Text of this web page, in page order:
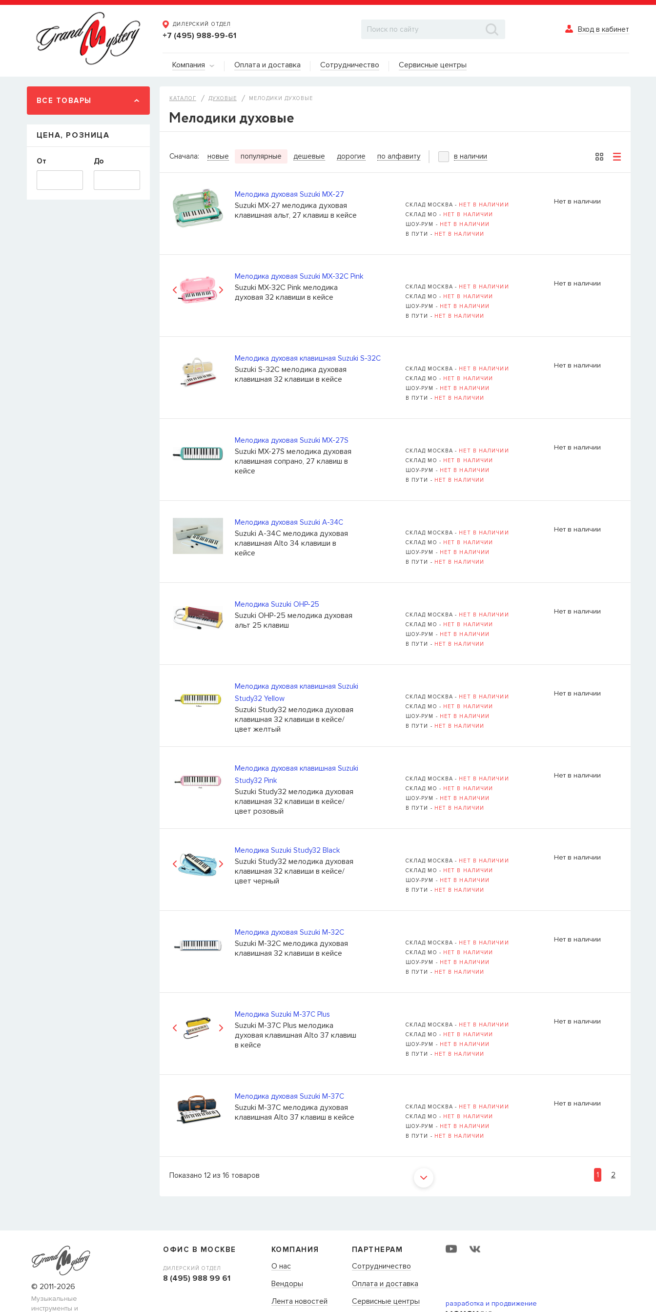
ДИЛЕРСКИЙ ОТДЕЛ
+7 (495) 988-99-61
ДИЛЕРСКИЙ ОТДЕЛ
109235, Г. МОСКВА, КУРЬЯНОВСКАЯ НАБЕРЕЖНАЯ, Д. 6, СТР. 1 (
пн–чт: 10:00–19:00
пт: 10:00–18:00
сб, вс: выходной
Вход в кабинет
Вход в кабинет
Компания Оплата и доставка Сотрудничество Сервисные центры
ВСЕ ТОВАРЫ
ЦЕНА, РОЗНИЦА
От До
КАТАЛОГ ДУХОВЫЕ МЕЛОДИКИ ДУХОВЫЕ
Мелодики духовые
СООБЩИТЬ КОГДА ПОЯВИТСЯ
ТовараСтруны для бас-гитар Olympia HQB45100Sсейчас нет в
когда товар можно будет купить.
Имя
СООБЩИТЬ
Сначала: новые популярные дешевые дорогие по алфавиту в наличии
Мелодика духовая Suzuki MX-27
Suzuki MX-27 мелодика духовая
клавишная альт, 27 клавиш в кейсе
Нет в наличии
СКЛАД МОСКВА - НЕТ В НАЛИЧИИ
СКЛАД МО - НЕТ В НАЛИЧИИ
ШОУ-РУМ - НЕТ В НАЛИЧИИ
В ПУТИ - НЕТ В НАЛИЧИИ
Мелодика духовая Suzuki MX-32C Pink
Suzuki MX-32C Pink мелодика
духовая 32 клавиши в кейсе
Нет в наличии
СКЛАД МОСКВА - НЕТ В НАЛИЧИИ
СКЛАД МО - НЕТ В НАЛИЧИИ
ШОУ-РУМ - НЕТ В НАЛИЧИИ
В ПУТИ - НЕТ В НАЛИЧИИ
Мелодика духовая клавишная Suzuki S-32C
Suzuki S-32C мелодика духовая
клавишная 32 клавиши в кейсе
Нет в наличии
СКЛАД МОСКВА - НЕТ В НАЛИЧИИ
СКЛАД МО - НЕТ В НАЛИЧИИ
ШОУ-РУМ - НЕТ В НАЛИЧИИ
В ПУТИ - НЕТ В НАЛИЧИИ
Мелодика духовая Suzuki MX-27S
Suzuki MX-27S мелодика духовая
клавишная сопрано, 27 клавиш в
кейсе
Нет в наличии
СКЛАД МОСКВА - НЕТ В НАЛИЧИИ
СКЛАД МО - НЕТ В НАЛИЧИИ
ШОУ-РУМ - НЕТ В НАЛИЧИИ
В ПУТИ - НЕТ В НАЛИЧИИ
Мелодика духовая Suzuki A-34C
Suzuki A-34C мелодика духовая
клавишная Alto 34 клавиши в
кейсе
Нет в наличии
СКЛАД МОСКВА - НЕТ В НАЛИЧИИ
СКЛАД МО - НЕТ В НАЛИЧИИ
ШОУ-РУМ - НЕТ В НАЛИЧИИ
В ПУТИ - НЕТ В НАЛИЧИИ
Мелодика Suzuki OHP-25
Suzuki OHP-25 мелодика духовая
альт 25 клавиш
Нет в наличии
СКЛАД МОСКВА - НЕТ В НАЛИЧИИ
СКЛАД МО - НЕТ В НАЛИЧИИ
ШОУ-РУМ - НЕТ В НАЛИЧИИ
В ПУТИ - НЕТ В НАЛИЧИИ
Мелодика духовая клавишная Suzuki
Study32 Yellow
Suzuki Study32 мелодика духовая
клавишная 32 клавиши в кейсе/
цвет желтый
Нет в наличии
СКЛАД МОСКВА - НЕТ В НАЛИЧИИ
СКЛАД МО - НЕТ В НАЛИЧИИ
ШОУ-РУМ - НЕТ В НАЛИЧИИ
В ПУТИ - НЕТ В НАЛИЧИИ
Мелодика духовая клавишная Suzuki
Study32 Pink
Suzuki Study32 мелодика духовая
клавишная 32 клавиши в кейсе/
цвет розовый
Нет в наличии
СКЛАД МОСКВА - НЕТ В НАЛИЧИИ
СКЛАД МО - НЕТ В НАЛИЧИИ
ШОУ-РУМ - НЕТ В НАЛИЧИИ
В ПУТИ - НЕТ В НАЛИЧИИ
Мелодика Suzuki Study32 Black
Suzuki Study32 мелодика духовая
клавишная 32 клавиши в кейсе/
цвет черный
Нет в наличии
СКЛАД МОСКВА - НЕТ В НАЛИЧИИ
СКЛАД МО - НЕТ В НАЛИЧИИ
ШОУ-РУМ - НЕТ В НАЛИЧИИ
В ПУТИ - НЕТ В НАЛИЧИИ
Мелодика духовая Suzuki M-32C
Suzuki M-32C мелодика духовая
клавишная 32 клавиши в кейсе
Нет в наличии
СКЛАД МОСКВА - НЕТ В НАЛИЧИИ
СКЛАД МО - НЕТ В НАЛИЧИИ
ШОУ-РУМ - НЕТ В НАЛИЧИИ
В ПУТИ - НЕТ В НАЛИЧИИ
Мелодика Suzuki M-37C Plus
Suzuki M-37C Plus мелодика
духовая клавишная Alto 37 клавиш
в кейсе
Нет в наличии
СКЛАД МОСКВА - НЕТ В НАЛИЧИИ
СКЛАД МО - НЕТ В НАЛИЧИИ
ШОУ-РУМ - НЕТ В НАЛИЧИИ
В ПУТИ - НЕТ В НАЛИЧИИ
Мелодика духовая Suzuki M-37C
Suzuki M-37C мелодика духовая
клавишная Alto 37 клавиш в кейсе
Нет в наличии
СКЛАД МОСКВА - НЕТ В НАЛИЧИИ
СКЛАД МО - НЕТ В НАЛИЧИИ
ШОУ-РУМ - НЕТ В НАЛИЧИИ
В ПУТИ - НЕТ В НАЛИЧИИ
Показано 12 из 16 товаров 1 2
© 2011-2026
Музыкальные
инструменты и
ОФИС В МОСКВЕ
ДИЛЕРСКИЙ ОТДЕЛ
8 (495) 988 99 61
КОМПАНИЯ
О нас
Вендоры
Лента новостей
ПАРТНЕРАМ
Сотрудничество
Оплата и доставка
Сервисные центры
разработка и продвижение